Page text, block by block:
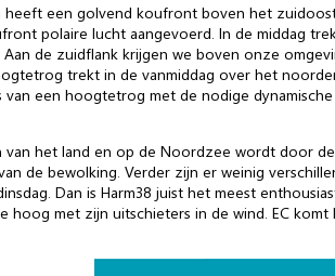
heeft een golvend koufront boven het
polaire lucht aangevoerd. In de middag
de zuidflank krijgen we boven onze
trekt in de vanmiddag over het
een hoogtetrog met de nodige
het land en op de Noordzee wordt door
de bewolking. Verder zijn er weinig
Dan is Harm38 juist het meest
hoog met zijn uitschieters in de wind. EC